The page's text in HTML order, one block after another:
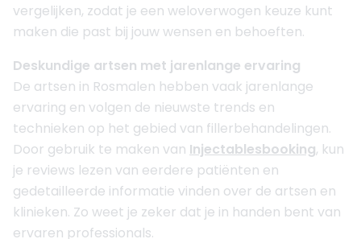
vergelijken, zodat je een weloverwogen keuze kunt
maken die past bij jouw wensen en behoeften.
Deskundige artsen met jarenlange ervaring
De artsen in Rosmalen hebben vaak jarenlange
ervaring en volgen de nieuwste trends en
technieken op het gebied van fillerbehandelingen.
Door gebruik te maken van Injectablesbooking, kun
je reviews lezen van eerdere patiënten en
gedetailleerde informatie vinden over de artsen en
klinieken. Zo weet je zeker dat je in handen bent van
ervaren professionals.